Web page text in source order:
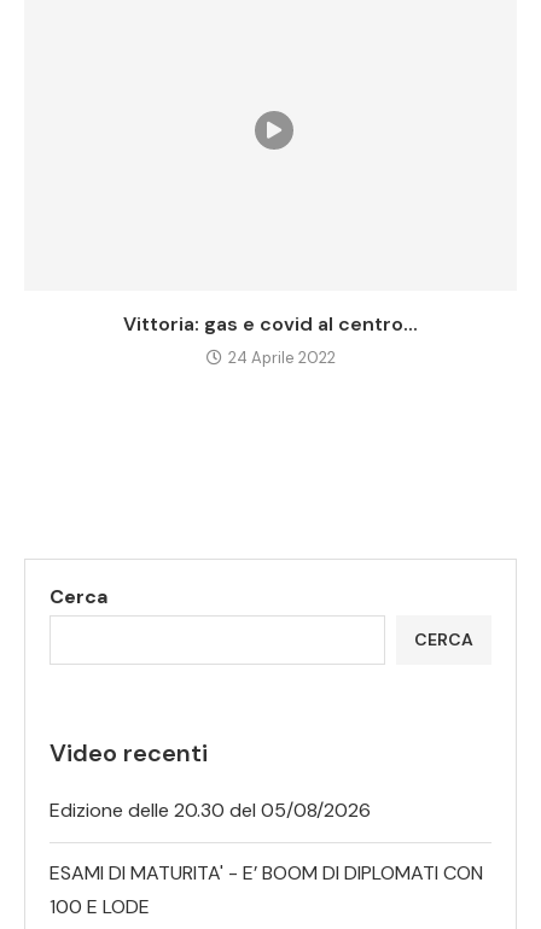
Vittoria: gas e covid al centro...
24 Aprile 2022
Cerca
CERCA
Video recenti
Edizione delle 20.30 del 05/08/2026
ESAMI DI MATURITA' - E’ BOOM DI DIPLOMATI CON
100 E LODE